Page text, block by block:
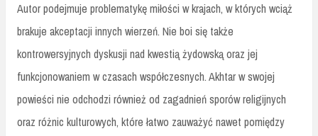
Autor podejmuje problematykę miłości w krajach, w których wciąż
brakuje akceptacji innych wierzeń. Nie boi się także
kontrowersyjnych dyskusji nad kwestią żydowską oraz jej
funkcjonowaniem w czasach współczesnych. Akhtar w swojej
powieści nie odchodzi również od zagadnień sporów religijnych
oraz różnic kulturowych, które łatwo zauważyć nawet pomiędzy